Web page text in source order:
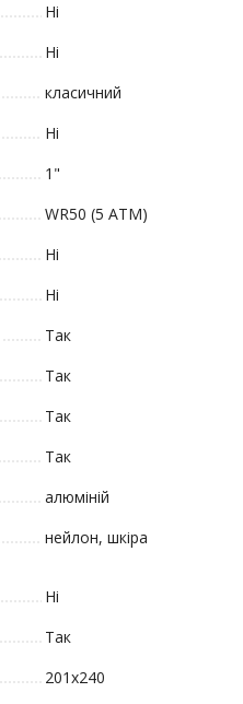
Ні
Ні
класичний
Ні
1"
WR50 (5 ATM)
Ні
Ні
Так
Так
Так
Так
алюміній
нейлон, шкіра
Ні
Так
201x240